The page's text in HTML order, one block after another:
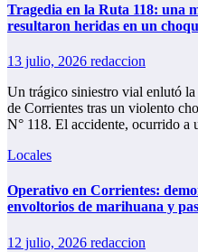
Tragedia en la Ruta 118: una
resultaron heridas en un
13 julio, 2026 redaccion
Un trágico siniestro vial enlutó
de Corrientes tras un violento
N° 118. El accidente, ocurrido a
Locales
Operativo en Corrientes:
envoltorios de marihuana y
12 julio, 2026 redaccion